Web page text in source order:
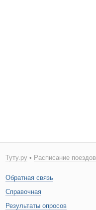
Туту.ру• Расписание поездов
Обратная связь
Справочная
Результаты опросов